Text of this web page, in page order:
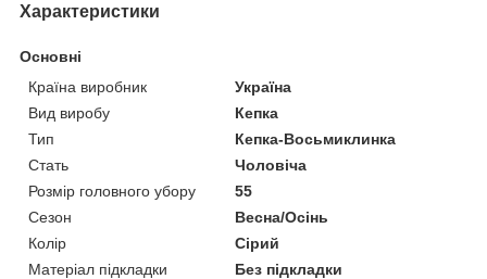
Характеристики
Основні
Країна виробник
Україна
Вид виробу
Кепка
Тип
Кепка-Восьмиклинка
Стать
Чоловіча
Розмір головного убору
55
Сезон
Весна/Осінь
Колір
Сірий
Матеріал підкладки
Без підкладки